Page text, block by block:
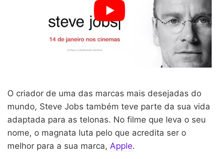
O criador de uma das marcas mais desejadas do
mundo, Steve Jobs também teve parte da sua vida
adaptada para as telonas. No filme que leva o seu
nome, o magnata luta pelo que acredita ser o
melhor para a sua marca, Apple.